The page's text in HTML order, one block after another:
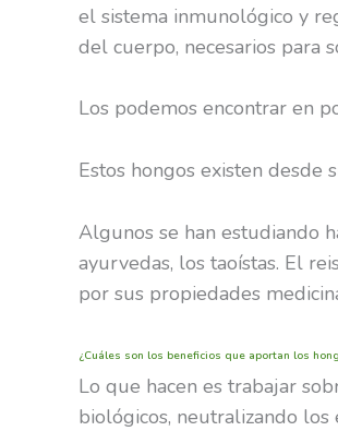
el sistema inmunológico y
del cuerpo, necesarios para
Los podemos encontrar en
Estos hongos existen desde
Algunos se han estudiando
ayurvedas, los taoístas. El
por sus propiedades
¿Cuáles son los beneficios que aportan los
Lo que hacen es trabajar
biológicos, neutralizando